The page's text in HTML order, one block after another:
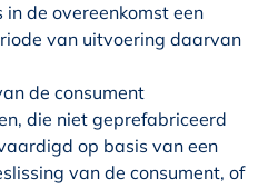
de overeenkomst een
van uitvoering daarvan
de consument
die niet geprefabriceerd
op basis van een
van de consument, of